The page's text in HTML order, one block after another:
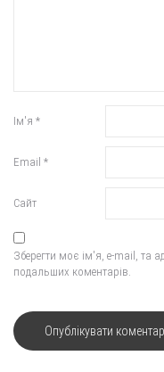
Ім'я *
Email *
Сайт
Зберегти моє ім'я, e-mail, та
подальших коментарів.